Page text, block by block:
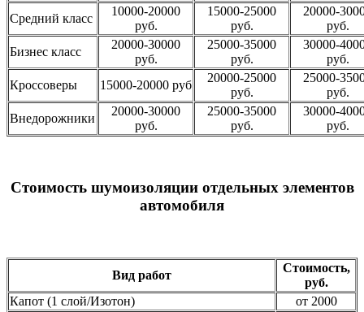
Средний класс
10000-20000
руб.
15000-25000
руб.
20000-
руб.
Бизнес класс
20000-30000
руб.
25000-35000
руб.
30000-
руб.
Кроссоверы
15000-20000 руб
20000-25000
руб.
25000-
руб.
Внедорожники
20000-30000
руб.
25000-35000
руб.
30000-
руб.
Стоимость шумоизоляции отдельных элементов
автомобиля
Вид работ
Стоимость,
руб.
Капот (1 слой/Изотон)
от 2000